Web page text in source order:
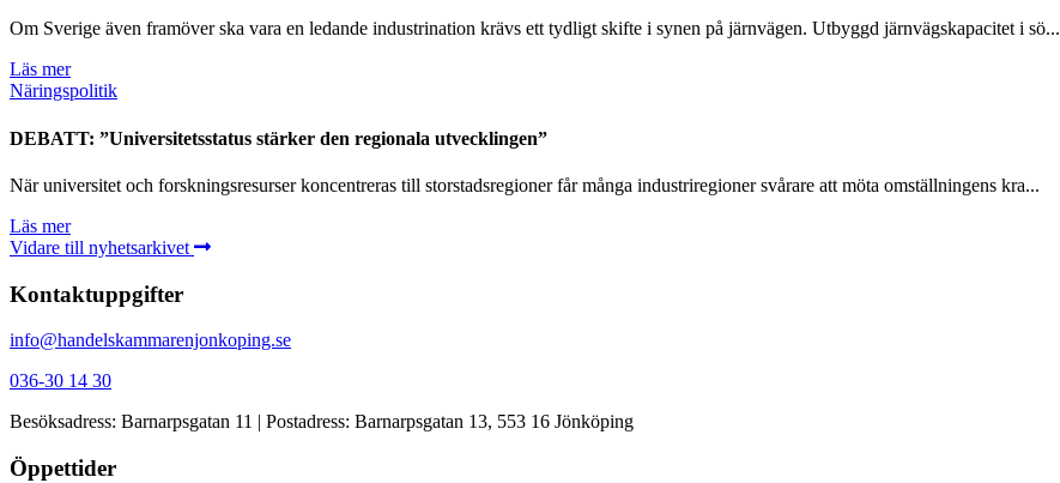
Om Sverige även framöver ska vara en ledande industrination krävs ett tydligt skifte i synen på järnvägen. Utbyggd järnvägskapacitet i sö...
Läs mer
Näringspolitik
DEBATT: ”Universitetsstatus stärker den regionala utvecklingen”
När universitet och forskningsresurser koncentreras till storstadsregioner får många industriregioner svårare att möta omställningens kra...
Läs mer
Vidare till nyhetsarkivet
Kontaktuppgifter
info@handelskammarenjonkoping.se
036-30 14 30
Besöksadress: Barnarpsgatan 11 | Postadress: Barnarpsgatan 13, 553 16 Jönköping
Öppettider